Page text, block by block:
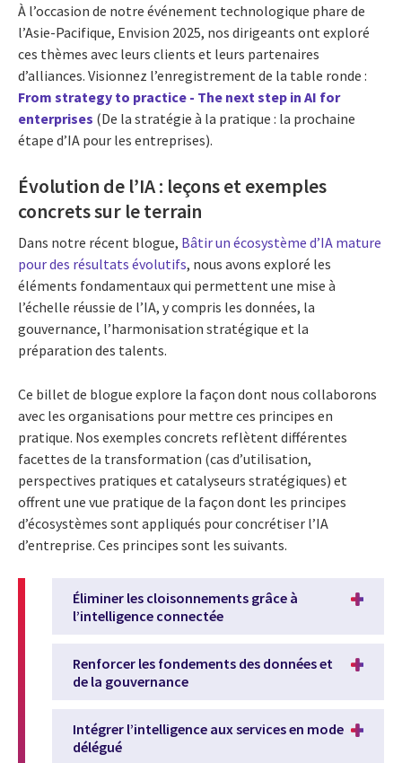
À l’occasion de notre événement technologique phare de
l’Asie-Pacifique, Envision 2025, nos dirigeants ont exploré
ces thèmes avec leurs clients et leurs partenaires
d’alliances. Visionnez l’enregistrement de la table ronde :
From strategy to practice - The next step in AI for
enterprises (De la stratégie à la pratique : la prochaine
étape d’IA pour les entreprises).
Évolution de l’IA : leçons et exemples
concrets sur le terrain
Dans notre récent blogue, Bâtir un écosystème d’IA mature
pour des résultats évolutifs, nous avons exploré les
éléments fondamentaux qui permettent une mise à
l’échelle réussie de l’IA, y compris les données, la
gouvernance, l’harmonisation stratégique et la
préparation des talents.
Ce billet de blogue explore la façon dont nous collaborons
avec les organisations pour mettre ces principes en
pratique. Nos exemples concrets reflètent différentes
facettes de la transformation (cas d’utilisation,
perspectives pratiques et catalyseurs stratégiques) et
offrent une vue pratique de la façon dont les principes
d’écosystèmes sont appliqués pour concrétiser l’IA
d’entreprise. Ces principes sont les suivants.
Éliminer les cloisonnements grâce à
l’intelligence connectée
Renforcer les fondements des données et
de la gouvernance
Intégrer l’intelligence aux services en mode
délégué